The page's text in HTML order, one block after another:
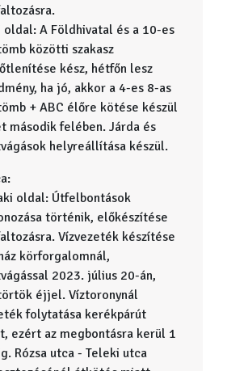
oldal: A Földhivatal és a 10-es
közötti szakasz
kész, hétfőn lesz
ha jó, akkor a 4-es 8-as
+ ABC élőre kötése készül
második felében. Járda és
helyreállítása készül.
oldal: Útfelbontások
történik, előkészítése
Vízvezeték készítése
körforgalomnál,
2023. július 20-án,
éjjel. Víztoronynál
folytatása kerékpárút
ezért az megbontásra kerül 1
Rózsa utca - Teleki utca